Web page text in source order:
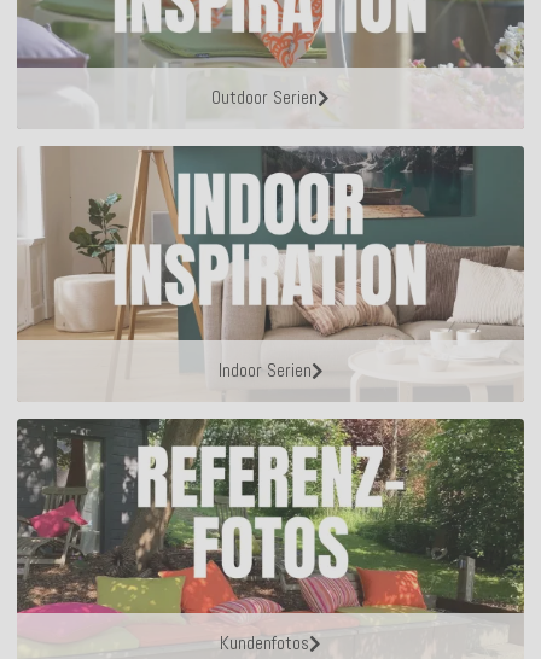
Outdoor Serien
Indoor Serien
Kundenfotos